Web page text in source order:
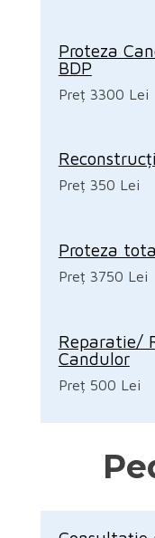
Proteza
BDP
Preț 3300 Lei
Preț 350 Lei
Proteza
Preț 3750 Lei
Reparatie/
Candulor
Preț 500 Lei